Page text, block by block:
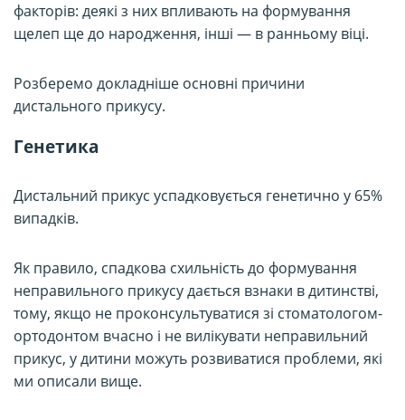
факторів: деякі з них впливають на формування
щелеп ще до народження, інші — в ранньому віці.
Розберемо докладніше основні причини
дистального прикусу.
Генетика
Дистальний прикус успадковується генетично у 65%
випадків.
Як правило, спадкова схильність до формування
неправильного прикусу дається взнаки в дитинстві,
тому, якщо не проконсультуватися зі стоматологом-
ортодонтом вчасно і не вилікувати неправильний
прикус, у дитини можуть розвиватися проблеми, які
ми описали вище.